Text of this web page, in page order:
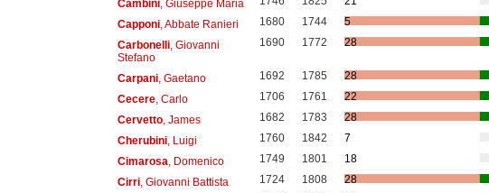
Cambini, Giuseppe Maria
Capponi, Abbate Ranieri 1680 1744
5
Carbonelli, Giovanni
Stefano
1690 1772 28
Carpani, Gaetano 1692 1785
28
Cecere, Carlo 1706 1761
22
Cervetto, James 1682 1783
28
Cherubini, Luigi 1760 1842
7
Cimarosa , Domenico 1749 1801
18
Cirri, Giovanni Battista 1724 1808
28